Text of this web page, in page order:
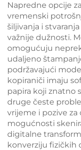
Napredne opcije
vremenski
šiljivanja i
važnije dužnosti.
omogućuju
udaljeno
podržavajući
kopiraniči imaju
papira koji znatno
druge česte
vrijeme i pozive za
mogućnosti
digitalne
konverziju fizičkih